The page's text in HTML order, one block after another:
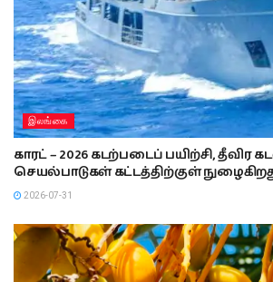
இலங்கை
காரட் – 2026 கடற்படைப் பயிற்சி, தீவிர
செயல்பாடுகள் கட்டத்திற்குள்
2026-07-31